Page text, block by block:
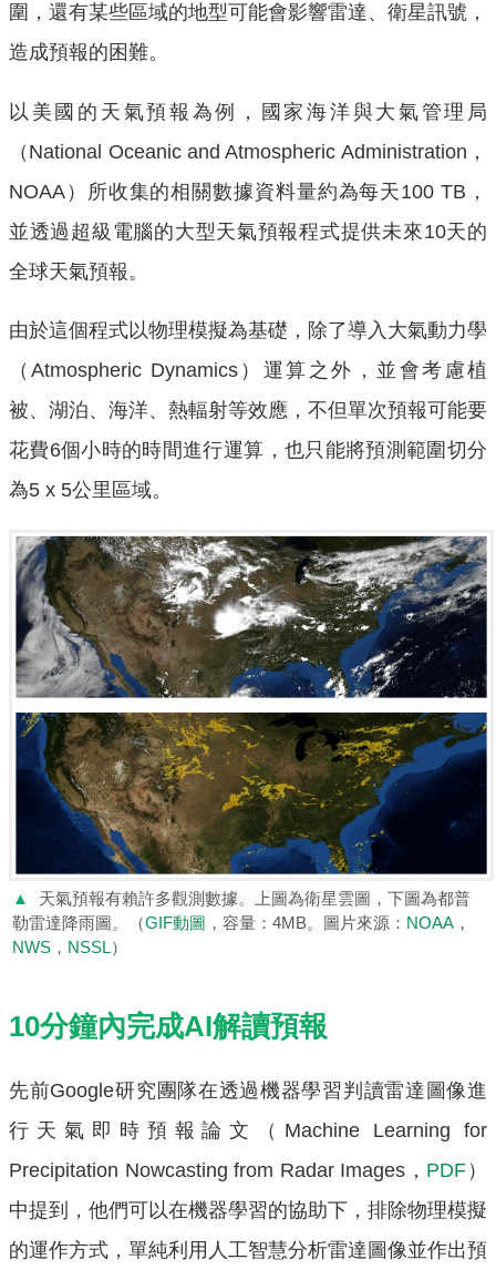
圍，還有某些區域的地型可能會影響雷達、衛星訊號，
造成預報的困難。
以美國的天氣預報為例，國家海洋與大氣管理局
（National Oceanic and Atmospheric Administration，
NOAA）所收集的相關數據資料量約為每天100 TB，
並透過超級電腦的大型天氣預報程式提供未來10天的
全球天氣預報。
由於這個程式以物理模擬為基礎，除了導入大氣動力學
（Atmospheric Dynamics）運算之外，並會考慮植
被、湖泊、海洋、熱輻射等效應，不但單次預報可能要
花費6個小時的時間進行運算，也只能將預測範圍切分
為5 x 5公里區域。
▲
天氣預報有賴許多觀測數據。上圖為衛星雲圖，下圖為都普
勒雷達降雨圖。（GIF動圖 ，容量：4MB。圖片來源： NOAA ，
NWS ， NSSL）
10分鐘內完成AI解讀預報
先前Google研究團隊在透過機器學習判讀雷達圖像進
行天氣即時預報論文（Machine Learning for
Precipitation Nowcasting from Radar Images， PDF ）
中提到，他們可以在機器學習的協助下，排除物理模擬
的運作方式，單純利用人工智慧分析雷達圖像並作出預